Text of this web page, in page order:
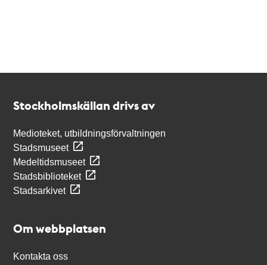
Stockholmskällan drivs av
Medioteket, utbildningsförvaltningen
Stadsmuseet
Medeltidsmuseet
Stadsbiblioteket
Stadsarkivet
Om webbplatsen
Kontakta oss